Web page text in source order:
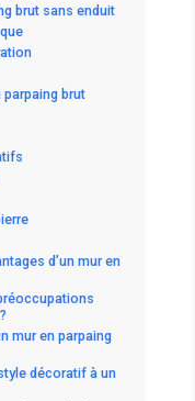
brut sans enduit
brut
d’un mur en
mur en parpaing
décoratif à un